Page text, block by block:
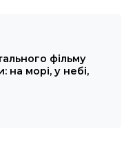
фільму
на морі, у небі,